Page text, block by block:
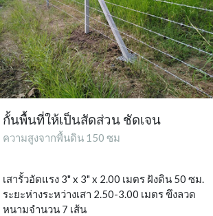
กั้นพื้นที่ให้เป็นสัดส่วน ชัดเจน
ความสูงจากพื้นดิน 150 ซม
เสารั้วอัดแรง 3" x 3" x 2.00 เมตร ฝังดิน 50 ซม.
ระยะห่างระหว่างเสา 2.50-3.00 เมตร ขึงลวด
หนามจำนวน 7 เส้น